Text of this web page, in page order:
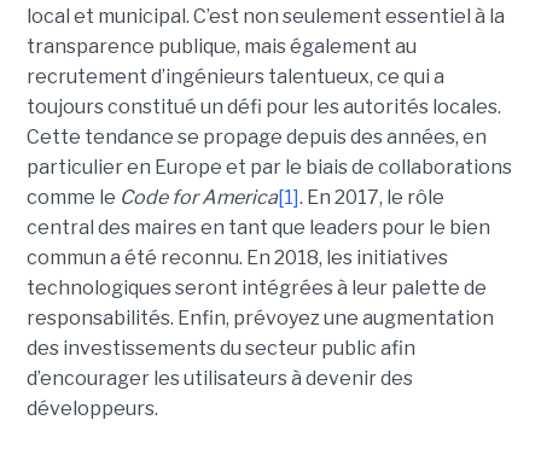
local et municipal. C’est non seulement essentiel à la
transparence publique, mais également au
recrutement d’ingénieurs talentueux, ce qui a
toujours constitué un défi pour les autorités locales.
Cette tendance se propage depuis des années, en
particulier en Europe et par le biais de collaborations
comme le Code for America[1]. En 2017, le rôle
central des maires en tant que leaders pour le bien
commun a été reconnu. En 2018, les initiatives
technologiques seront intégrées à leur palette de
responsabilités. Enfin, prévoyez une augmentation
des investissements du secteur public afin
d’encourager les utilisateurs à devenir des
développeurs.